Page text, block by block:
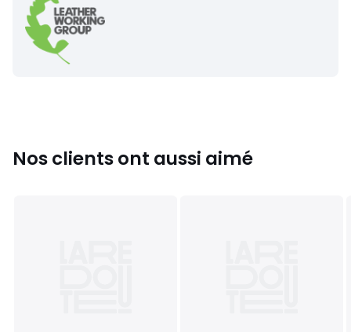
Nos clients ont aussi aimé